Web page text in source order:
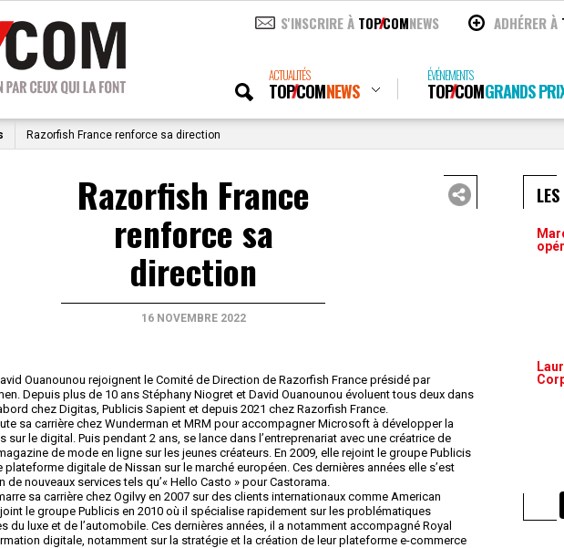
S'INSCRIRE À TOPCOMNEWS ADHÉRER À
ACTUALITÉS
TOPCOMNEWS
ÉVÉNEMENTS
TOPCOMGRANDS
Razorfish France renforce sa direction
Razorfish France
renforce sa
direction
16 NOVEMBRE 2022
Ouanounou rejoignent le Comité de Direction de Razorfish France présidé par
Depuis plus de 10 ans Stéphany Niogret et David Ouanounou évoluent tous deux dans
chez Digitas, Publicis Sapient et depuis 2021 chez Razorfish France.
sa carrière chez Wunderman et MRM pour accompagner Microsoft à développer la
le digital. Puis pendant 2 ans, se lance dans l’entreprenariat avec une créatrice de
de mode en ligne sur les jeunes créateurs. En 2009, elle rejoint le groupe Publicis
plateforme digitale de Nissan sur le marché européen. Ces dernières années elle s’est
de nouveaux services tels qu’« Hello Casto » pour Castorama.
sa carrière chez Ogilvy en 2007 sur des clients internationaux comme American
le groupe Publicis en 2010 où il spécialise rapidement sur les problématiques
du luxe et de l’automobile. Ces dernières années, il a notamment accompagné Royal
digitale, notamment sur la stratégie et la création de leur plateforme e-commerce